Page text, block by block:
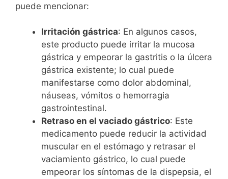
puede mencionar:
Irritación gástrica: En algunos casos,
este producto puede irritar la mucosa
gástrica y empeorar la gastritis o la úlcera
gástrica existente; lo cual puede
manifestarse como dolor abdominal,
náuseas, vómitos o hemorragia
gastrointestinal.
Retraso en el vaciado gástrico: Este
medicamento puede reducir la actividad
muscular en el estómago y retrasar el
vaciamiento gástrico, lo cual puede
empeorar los síntomas de la dispepsia, el